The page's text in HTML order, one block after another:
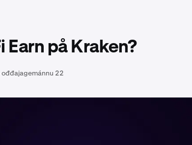
Earn på Kraken?
22